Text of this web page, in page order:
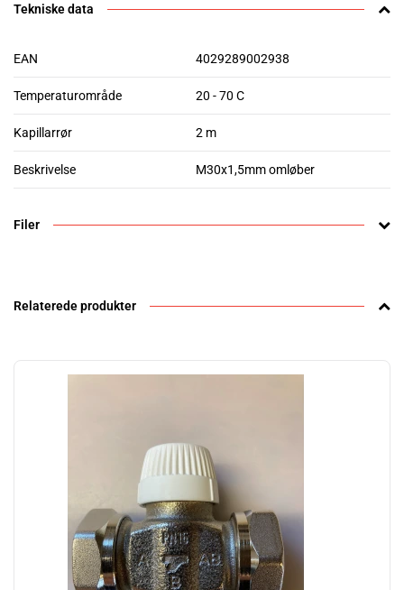
Tekniske data
EAN 4029289002938
Temperaturområde 20 - 70 C
Kapillarrør 2 m
Beskrivelse M30x1,5mm omløber
Filer
Relaterede produkter